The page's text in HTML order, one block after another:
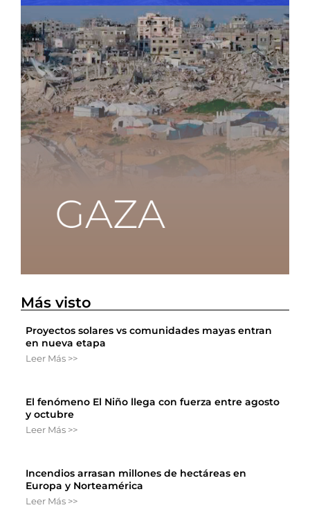
Más visto
Proyectos solares vs comunidades mayas entran
en nueva etapa
Leer Más >>
El fenómeno El Niño llega con fuerza entre agosto
y octubre
Leer Más >>
Incendios arrasan millones de hectáreas en
Europa y Norteamérica
Leer Más >>